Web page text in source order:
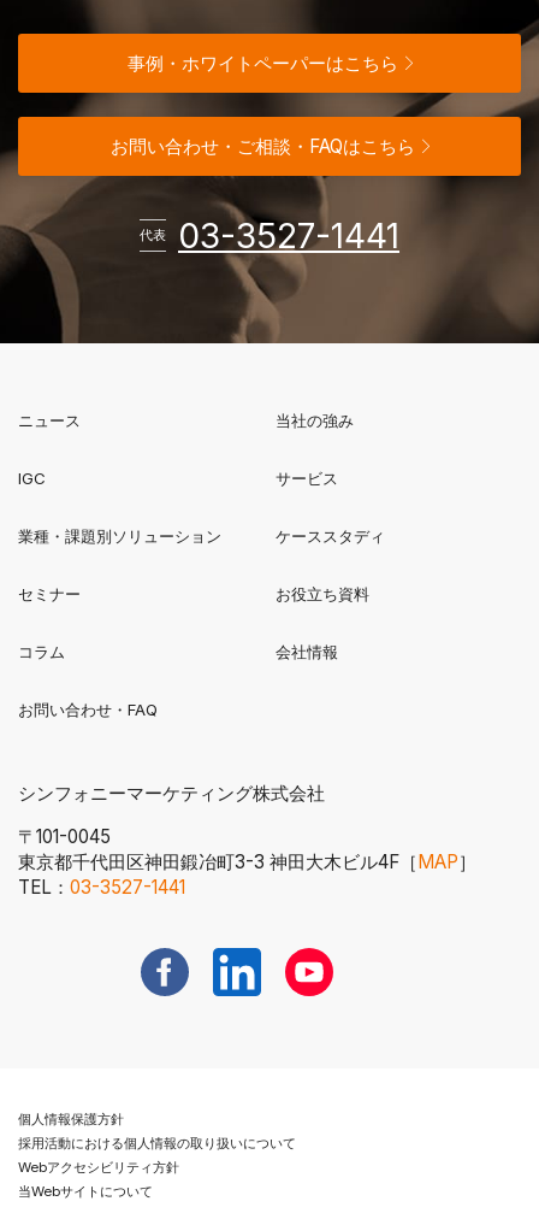
事例・ホワイトペーパーはこちら
お問い合わせ・ご相談・FAQはこちら
代表 03-3527-1441
ニュース 当社の強み
IGC サービス
業種・課題別ソリューション ケーススタディ
セミナー お役立ち資料
コラム 会社情報
お問い合わせ・FAQ
シンフォニーマーケティング株式会社
〒101-0045
東京都千代田区神田鍛冶町3-3 神田大木ビル4F［MAP］
TEL： 03-3527-1441
新規ウィンドウで開く
新規ウィンドウで開く
個人情報保護方針
採用活動における個人情報の取り扱いについて
Webアクセシビリティ方針
当Webサイトについて